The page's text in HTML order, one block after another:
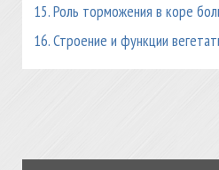
15. Роль торможения в коре
16. Строение и функции